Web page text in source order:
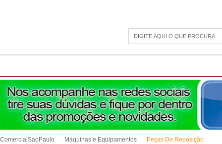
ComercialSaoPaulo Máquinas e Equipamentos Peças De Reposição